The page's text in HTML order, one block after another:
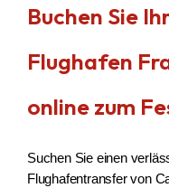
Buchen Sie
Flughafen
online zum
Suchen Sie einen
Flughafentransfer von